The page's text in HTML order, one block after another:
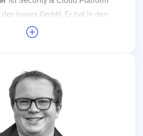
inovex GmbH. Er hat in den
diverse Clouds kennengelernt,
und meistert dabei den Spagat
und Nutzbarkeit für
Insbesondere interessiert er sich
und Cloud-Security.
mit Simon Dreher →